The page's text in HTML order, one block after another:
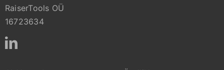
RaiserTools OÜ
16723634